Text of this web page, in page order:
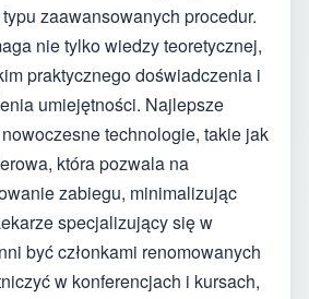
zaawansowanych procedur.
nie tylko wiedzy teoretycznej,
praktycznego doświadczenia i
umiejętności. Najlepsze
technologie, takie jak
która pozwala na
zabiegu, minimalizując
specjalizujący się w
być członkami renomowanych
w konferencjach i kursach,